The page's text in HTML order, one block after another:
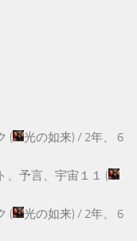
( 光の如来) / 2年、 6
、予言、宇宙１１ (
( 光の如来) / 2年、 6